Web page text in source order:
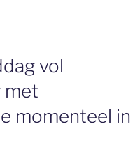
vol
met
momenteel in